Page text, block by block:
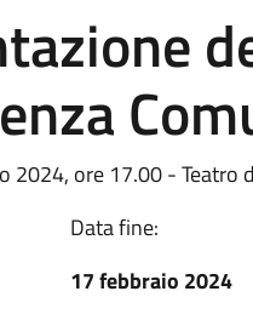
2024, ore 17.00 - Teatro
Data fine:
17 febbraio 2024